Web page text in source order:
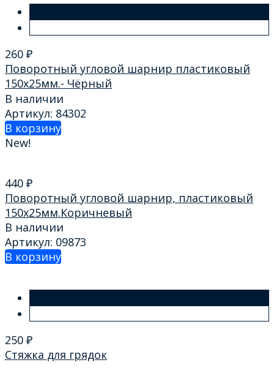
260 ₽
Поворотный угловой шарнир пластиковый
150х25мм.- Чёрный
В наличии
Артикул: 84302
В корзину
New!
440 ₽
Поворотный угловой шарнир, пластиковый
150х25мм.Коричневый
В наличии
Артикул: 09873
В корзину
250 ₽
Стяжка для грядок